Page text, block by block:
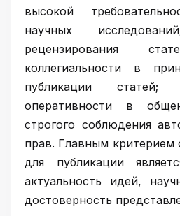
высокой
научных
рецензирования
коллегиальности в
публикации статей;
оперативности в
строгого соблюдения
прав. Главным критерием
для публикации
актуальность идей,
достоверность